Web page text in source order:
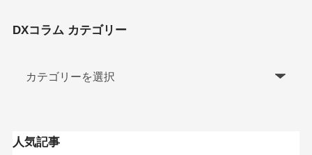
DXコラム カテゴリー
人気記事